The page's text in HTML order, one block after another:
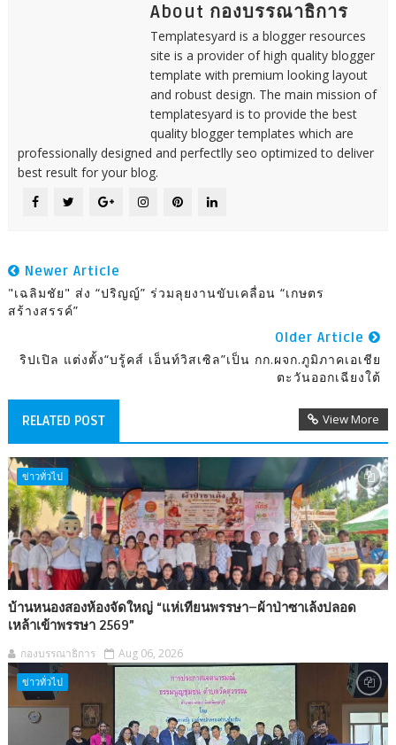
About กองบรรณาธิการ
Templatesyard is a blogger resources
site is a provider of high quality blogger
template with premium looking layout
and robust design. The main mission of
templatesyard is to provide the best
quality blogger templates which are
professionally designed and perfectlly seo optimized to deliver
best result for your blog.
Newer Article
"เฉลิมชัย" ส่ง “ปริญญ์” ร่วมลุยงานขับเคลื่อน “เกษตร
สร้างสรรค์”
Older Article
ริปเปิล แต่งตั้ง“บรู้คส์ เอ็นท์วิสเซิล”เป็น กก.ผจก.ภูมิภาคเอเชีย
ตะวันออกเฉียงใต้
RELATED POST View More
ข่าวทั่วไป
บ้านหนองสองห้องจัดใหญ่ “แห่เทียนพรรษา–ผ้าป่าซาเล้งปลอด
เหล้าเข้าพรรษา 2569”
กองบรรณาธิการ Aug 06, 2026
ข่าวทั่วไป